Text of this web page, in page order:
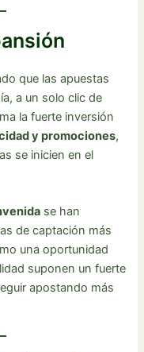
que las apuestas
a un solo clic de
la fuerte inversión
y promociones,
se inicien en el
se han
de captación más
una oportunidad
suponen un fuerte
apostando más